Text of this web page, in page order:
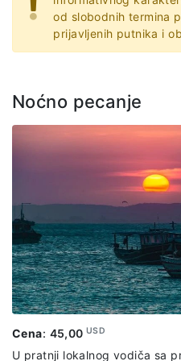
od slobodnih termina
prijavljenih putnika i
Noćno pecanje
Cena: 45,00USD
U pratnji lokalnog vodiča sa